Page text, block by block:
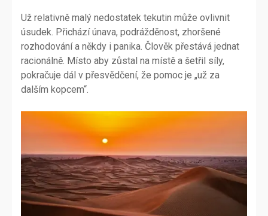
Už relativně malý nedostatek tekutin může ovlivnit
úsudek. Přichází únava, podrážděnost, zhoršené
rozhodování a někdy i panika. Člověk přestává jednat
racionálně. Místo aby zůstal na místě a šetřil síly,
pokračuje dál v přesvědčení, že pomoc je „už za
dalším kopcem“.